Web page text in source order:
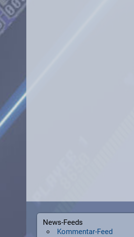
News-Feeds
Kommentar-Feed